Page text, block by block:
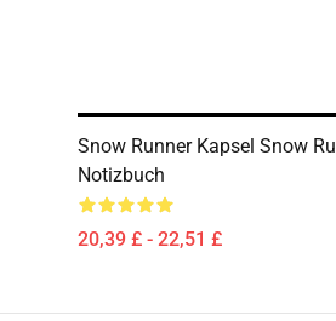
Snow Runner Kapsel Snow
Notizbuch
20,39 £ - 22,51 £